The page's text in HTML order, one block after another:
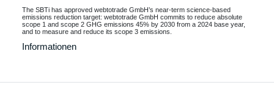
The SBTi has approved webtotrade GmbH’s near-term science-based
emissions reduction target: webtotrade GmbH commits to reduce absolute
scope 1 and scope 2 GHG emissions 45% by 2030 from a 2024 base year,
and to measure and reduce its scope 3 emissions.
Informationen